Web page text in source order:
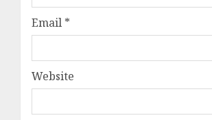
Email *
Website